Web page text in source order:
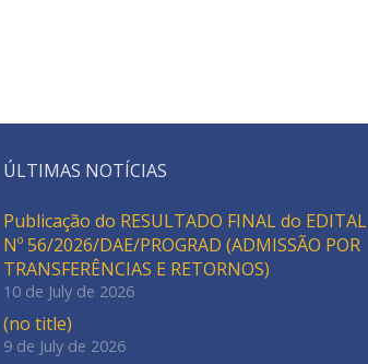
ÚLTIMAS NOTÍCIAS
Publicação do RESULTADO FINAL do EDITAL
Nº 56/2026/DAE/PROGRAD (ADMISSÃO POR
TRANSFERÊNCIAS E RETORNOS)
10 de July de 2026
(no title)
9 de July de 2026